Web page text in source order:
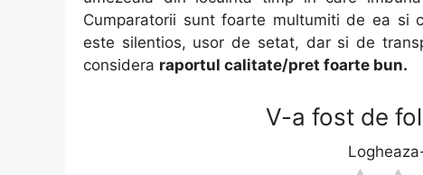
Cumparatorii sunt foarte multumiti de ea si
este silentios, usor de setat, dar si de
considera raportul calitate/pret foarte bun.
V-a fost de